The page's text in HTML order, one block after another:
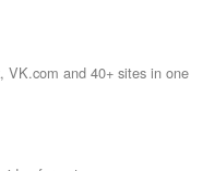
VK.com and 40+ sites in one